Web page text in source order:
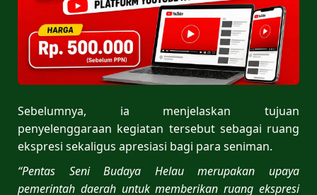
Sebelumnya, ia menjelaskan tujuan
penyelenggaraan kegiatan tersebut sebagai ruang
ekspresi sekaligus apresiasi bagi para seniman.
“Pentas Seni Budaya Helau merupakan upaya
pemerintah daerah untuk memberikan ruang ekspresi